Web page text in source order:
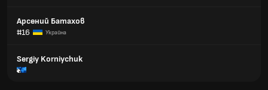
Арсений Батахов
#16
Украйна
Sergiy Korniychuk